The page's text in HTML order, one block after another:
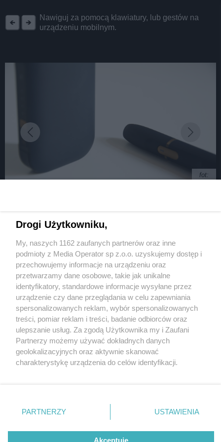
Nawiguj za pomocą klawiatury, lub gestów na
urządzeniu mobilnym.
fot:
1 / 2
Więtochłowice
Wydawca mediów lokalnych
Nie zapomnij
zapoznać się z:
polityką prywatności regulamin korzystania z portali
Twojemiasto
Piekary Śląskie
Chorzów
Tarnowskie Góry
Gliwice
Skontakuj sięz nami
Kontakt
Wydawca
Redakcja
Drogi Użytkowniku,
My, naszych 1162 zaufanych partnerów oraz inne
podmioty z Media Operator sp z.o.o. uzyskujemy dostęp i
przechowujemy informacje na urządzeniu oraz
przetwarzamy dane osobowe, takie jak unikalne
identyfikatory, standardowe informacje wysyłane przez
urządzenie czy dane przeglądania w celu zapewniania
spersonalizowanych reklam, wybór spersonalizowanych
treści, pomiar reklam i treści, badanie odbiorców oraz
ulepszanie usług. Za zgodą Użytkownika my i Zaufani
Partnerzy możemy używać dokładnych danych
geolokalizacyjnych oraz aktywnie skanować
charakterystykę urządzenia do celów identyfikacji.
zmienić/wycofać klikając przycisk ustawień prywatności
znajdujący się w lewym dolnym rogu strony
rodzaje przetwarzania danych nie wymagają zgody
użytkownika, ale masz prawo sprzeciwić się takiemu
PARTNERZY USTAWIENIA
Akceptuję